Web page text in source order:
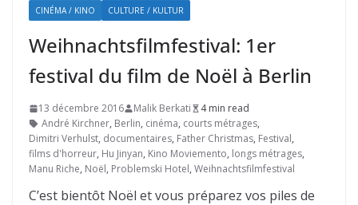
CINÉMA / KINO CULTURE / KULTUR
Weihnachtsfilmfestival: 1er
festival du film de Noël à Berlin
13 décembre 2016 Malik Berkati
4 min read
André Kirchner, Berlin, cinéma, courts métrages,
Dimitri Verhulst, documentaires, Father Christmas, Festival,
films d'horreur, Hu Jinyan, Kino Moviemento, longs métrages,
Manu Riche, Noël, Problemski Hotel, Weihnachtsfilmfestival
C’est bientôt Noël et vous préparez vos piles de